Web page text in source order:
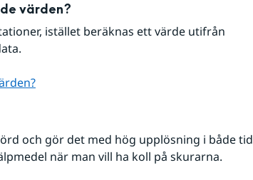
värden?
istället beräknas ett värde utifrån
och gör det med hög upplösning i både tid
när man vill ha koll på skurarna.